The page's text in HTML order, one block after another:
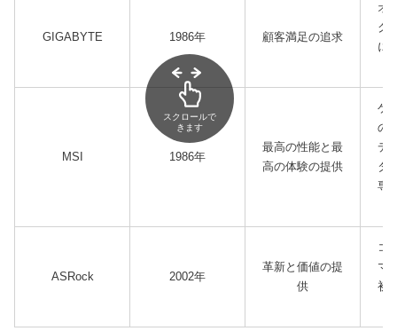
GIGABYTE 1986年 顧客満足の追求
オ
ク
に
MSI 1986年
最高の性能と最
高の体験の提供
ゲ
の
デ
タ
専
ASRock 2002年
革新と価値の提
供
コ
マ
初
スクロールで
きます